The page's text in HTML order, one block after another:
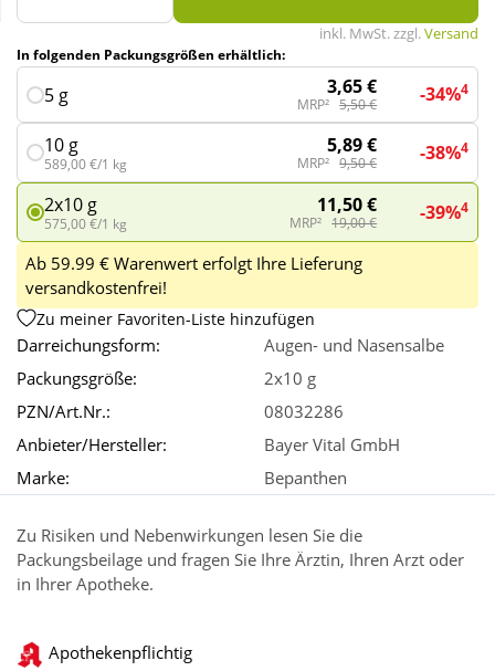
inkl. MwSt. zzgl.Versand
In folgenden Packungsgrößen erhältlich:
5 g 3,65 €
MRP² 5,50 € -34%4
10 g
589,00 €/1 kg
5,89 €
MRP² 9,50 € -38%4
2x10 g
575,00 €/1 kg
11,50 €
MRP² 19,00 € -39%4
Ab 59.99 € Warenwert erfolgt Ihre Lieferung
versandkostenfrei!
Zu meiner Favoriten-Liste hinzufügen
Darreichungsform:
Augen- und Nasensalbe
Packungsgröße:
2x10 g
PZN/Art.Nr.:
08032286
Anbieter/Hersteller:
Bayer Vital GmbH
Marke:
Bepanthen
Zu Risiken und Nebenwirkungen lesen Sie die
Packungsbeilage und fragen Sie Ihre Ärztin, Ihren Arzt oder
in Ihrer Apotheke.
Apothekenpflichtig